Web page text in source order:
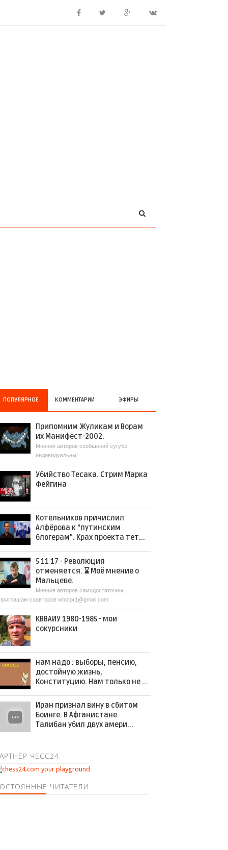
ПОПУЛЯРНОЕ КОММЕНТАРИИ ЭФИРЫ
Припомним Жуликам и Ворам
их Манифест-2002.
Мнения авторов сообщений сугубо
индивидуальны!
Убийство Тесака. Стрим Марка
Фейгина
Котельников причислил
Алфёрова к "путинским
блогерам". Крах проекта тет...
5 11 17 - Революция
отменяется. ⌛️ Моё мнение о
Мальцеве.
Мнения авторов самодостаточны,
соавторов whotor1@gmail.com
КВВАИУ 1980-1985 - мои
сокурсники
нам надо : выборы, пенсию,
достойную жизнь,
Конституцию. Нам только не ...
Иран признал вину в сбитом
Боинге. В Афганистане
Талибан убил двух амери...
ЧЕСС24
ЧИТАТЕЛИ